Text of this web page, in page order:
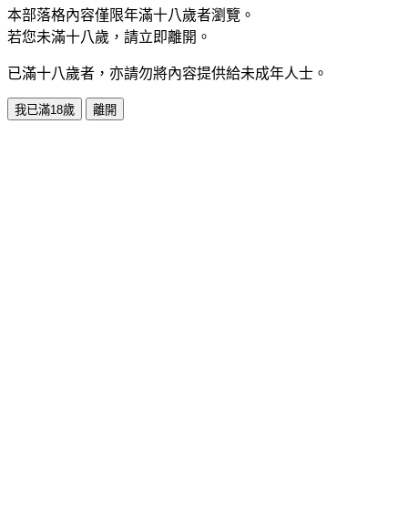
本部落格內容僅限年滿十八歲者瀏覽。
若您未滿十八歲，請立即離開。
已滿十八歲者，亦請勿將內容提供給未成年人士。
我已滿18歲 離開